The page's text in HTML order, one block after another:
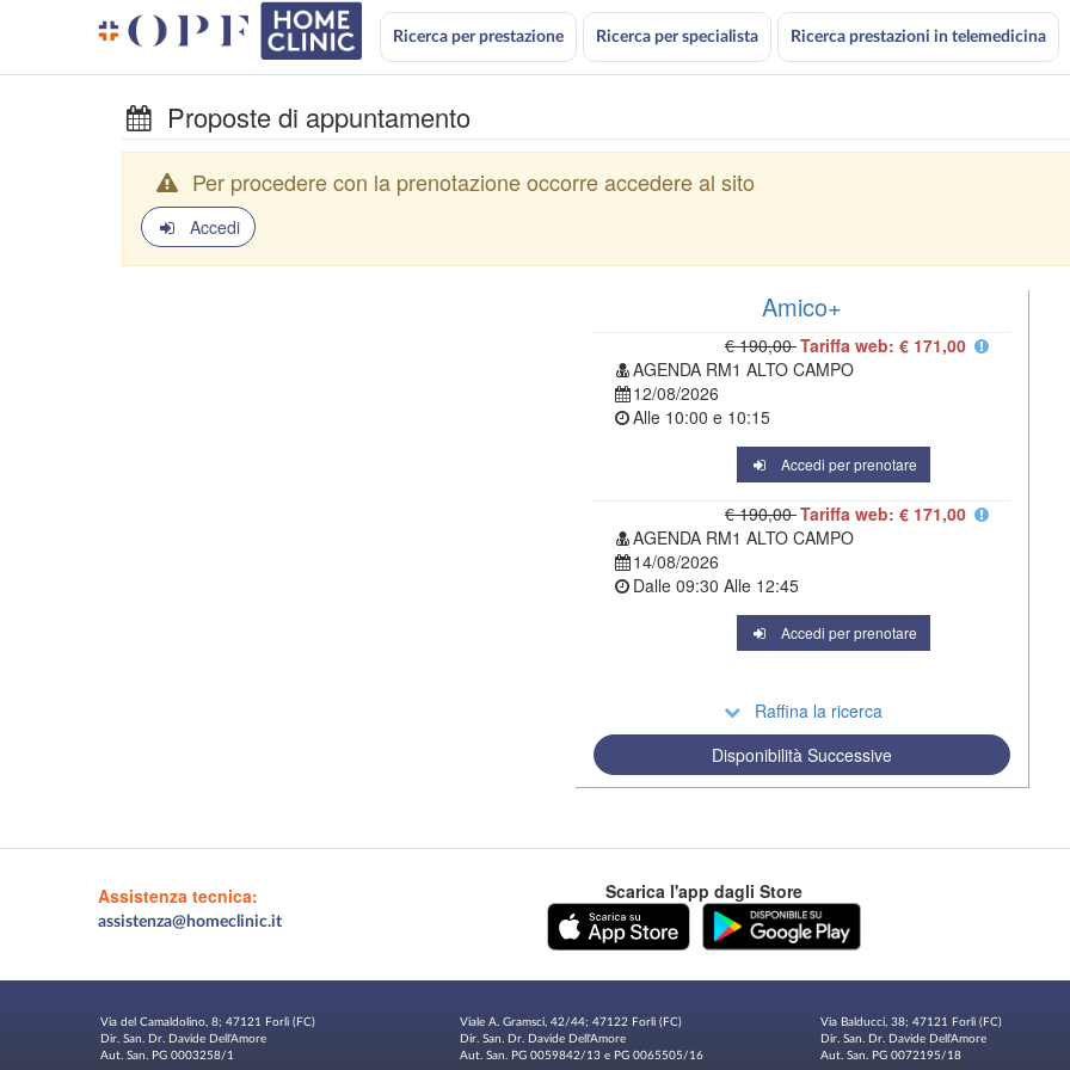
Ricerca per prestazione Ricerca per specialista Ricerca prestazioni in telemedicina
Proposte di appuntamento
Per procedere con la prenotazione occorre accedere al sito
Accedi
Amico+
€ 190,00Tariffa web: € 171,00
AGENDA RM1 ALTO CAMPO
12/08/2026
Alle 10:00 e 10:15
Accedi per prenotare
€ 190,00Tariffa web: € 171,00
AGENDA RM1 ALTO CAMPO
14/08/2026
Dalle 09:30 Alle 12:45
Accedi per prenotare
Raffina la ricerca
Disponibilità Successive
Assistenza tecnica:
assistenza@homeclinic.it
Scarica l'app dagli Store
Via del Camaldolino, 8; 47121 Forlì (FC)
Dir. San. Dr. Davide Dell'Amore
Aut. San. PG 0003258/1
Viale A. Gramsci, 42/44; 47122 Forlì (FC)
Dir. San. Dr. Davide Dell'Amore
Aut. San. PG 0059842/13 e PG 0065505/16
Via Balducci, 38; 47121 Forlì (FC)
Dir. San. Dr. Davide Dell'Amore
Aut. San. PG 0072195/18